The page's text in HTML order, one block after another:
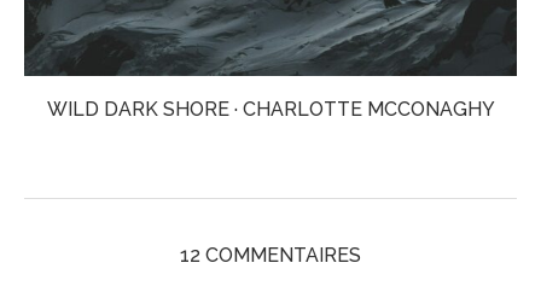
WILD DARK SHORE · CHARLOTTE MCCONAGHY
12 COMMENTAIRES